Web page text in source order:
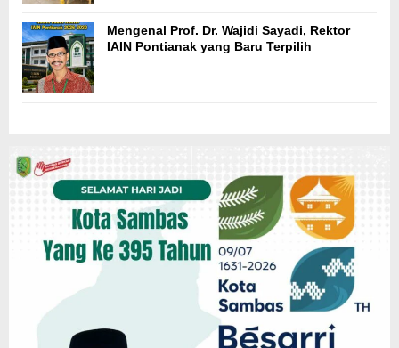
Mengenal Prof. Dr. Wajidi Sayadi, Rektor
IAIN Pontianak yang Baru Terpilih